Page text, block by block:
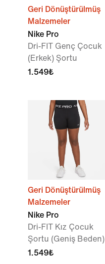
Geri Dönüştürülmüş
Malzemeler
Nike Pro
Dri-FIT Genç Çocuk
(Erkek) Şortu
1.549₺
Geri Dönüştürülmüş
Malzemeler
Nike Pro
Dri-FIT Kız Çocuk
Şortu (Geniş Beden)
1.549₺